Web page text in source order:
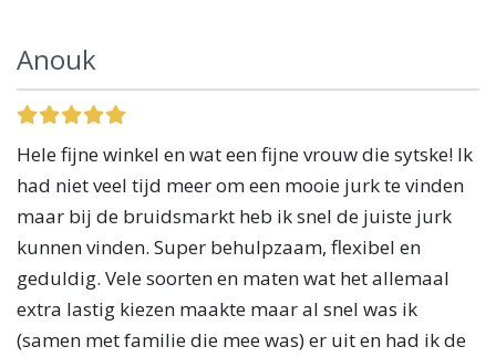
Anouk
Hele fijne winkel en wat een fijne vrouw die sytske! Ik
had niet veel tijd meer om een mooie jurk te vinden
maar bij de bruidsmarkt heb ik snel de juiste jurk
kunnen vinden. Super behulpzaam, flexibel en
geduldig. Vele soorten en maten wat het allemaal
extra lastig kiezen maakte maar al snel was ik
(samen met familie die mee was) er uit en had ik de